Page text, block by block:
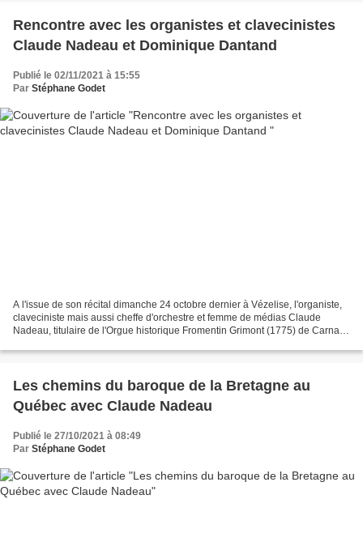
Rencontre avec les organistes et clavecinistes
Claude Nadeau et Dominique Dantand
Publié le 02/11/2021 à 15:55
Par Stéphane Godet
A l'issue de son récital dimanche 24 octobre dernier à Vézelise, l'organiste,
claveciniste mais aussi cheffe d'orchestre et femme de médias Claude
Nadeau, titulaire de l'Orgue historique Fromentin Grimont (1775) de Carnac
Les chemins du baroque de la Bretagne au
Québec avec Claude Nadeau
Publié le 27/10/2021 à 08:49
Par Stéphane Godet